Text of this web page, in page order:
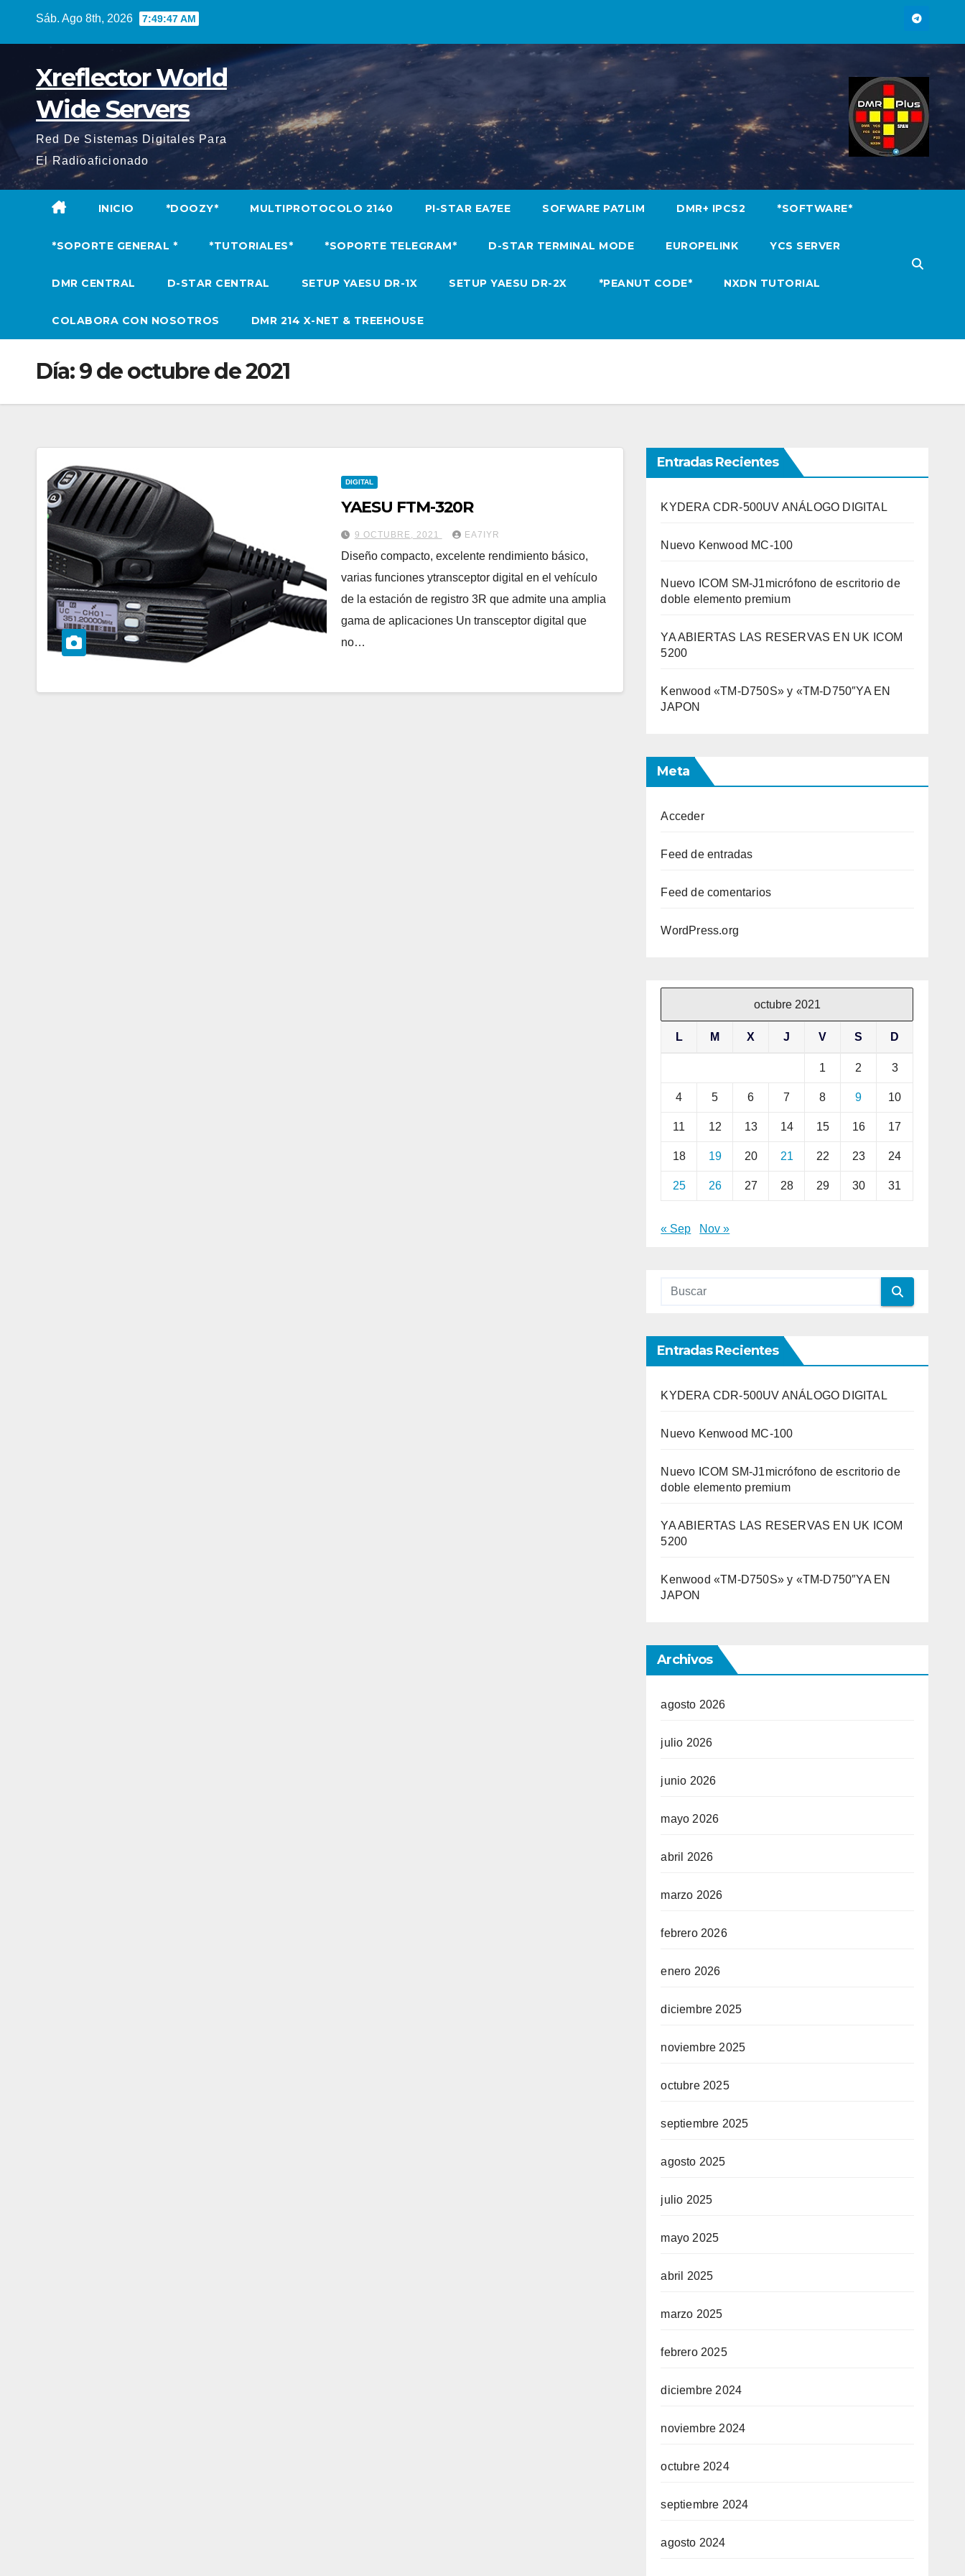
Sáb. Ago 8th, 2026 7:49:48 AM
Xreflector World
Wide Servers
Red De Sistemas Digitales Para
El Radioaficionado
INICIO *DOOZY* MULTIPROTOCOLO 2140 PI-STAR EA7EE SOFWARE PA7LIM DMR+ IPCS2 *SOFTWARE*
*SOPORTE GENERAL * *TUTORIALES* *SOPORTE TELEGRAM* D-STAR TERMINAL MODE EUROPELINK YCS SERVER
DMR CENTRAL D-STAR CENTRAL SETUP YAESU DR-1X SETUP YAESU DR-2X *PEANUT CODE* NXDN TUTORIAL
COLABORA CON NOSOTROS DMR 214 X-NET & TREEHOUSE
Día:9 de octubre de 2021
DIGITAL
YAESU FTM-320R
9 OCTUBRE, 2021 EA7IYR
Diseño compacto, excelente rendimiento básico,
varias funciones ytransceptor digital en el vehículo
de la estación de registro 3R que admite una amplia
gama de aplicaciones Un transceptor digital que
no…
Entradas Recientes
KYDERA CDR-500UV ANÁLOGO DIGITAL
Nuevo Kenwood MC-100
Nuevo ICOM SM-J1micrófono de escritorio de
doble elemento premium
YA ABIERTAS LAS RESERVAS EN UK ICOM
5200
Kenwood «TM-D750S» y «TM-D750″YA EN
JAPON
Meta
Acceder
Feed de entradas
Feed de comentarios
WordPress.org
octubre 2021
L M X J V S D
1 2 3
4 5 6 7 8 9 10
11 12 13 14 15 16 17
18 19 20 21 22 23 24
25 26 27 28 29 30 31
« Sep Nov »
Entradas Recientes
KYDERA CDR-500UV ANÁLOGO DIGITAL
Nuevo Kenwood MC-100
Nuevo ICOM SM-J1micrófono de escritorio de
doble elemento premium
YA ABIERTAS LAS RESERVAS EN UK ICOM
5200
Kenwood «TM-D750S» y «TM-D750″YA EN
JAPON
Archivos
agosto 2026
julio 2026
junio 2026
mayo 2026
abril 2026
marzo 2026
febrero 2026
enero 2026
diciembre 2025
noviembre 2025
octubre 2025
septiembre 2025
agosto 2025
julio 2025
mayo 2025
abril 2025
marzo 2025
febrero 2025
diciembre 2024
noviembre 2024
octubre 2024
septiembre 2024
agosto 2024